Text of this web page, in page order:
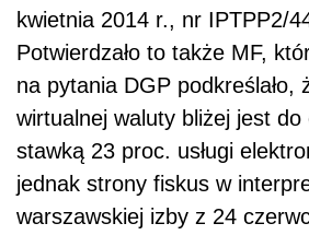
kwietnia 2014 r., nr IPTPP2/
Potwierdzało to także MF,
na pytania DGP podkreślało,
wirtualnej waluty bliżej jest do
stawką 23 proc. usługi
jednak strony fiskus w
warszawskiej izby z 24